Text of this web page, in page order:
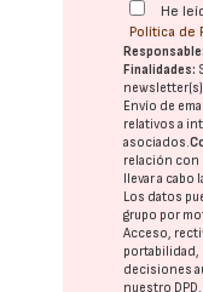
He
Política de
Responsable:
Finalidades:
Envío de
relativos a
asociados.
relación con
llevar a cabo
Los datos
grupo por
Acceso,
portabilidad,
decisiones
nuestro DPD